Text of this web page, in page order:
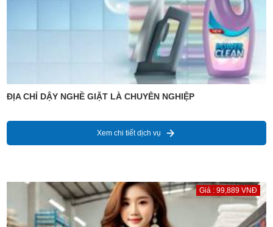
ĐỊA CHỈ DẬY NGHỀ GIẶT LÀ CHUYÊN NGHIỆP
Xem chi tiết dịch vụ
Giá : 99,889 VNĐ